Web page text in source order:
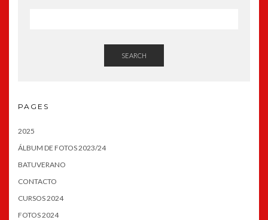
SEARCH
PAGES
2025
ÁLBUM DE FOTOS 2023/24
BATUVERANO
CONTACTO
CURSOS 2024
FOTOS 2024